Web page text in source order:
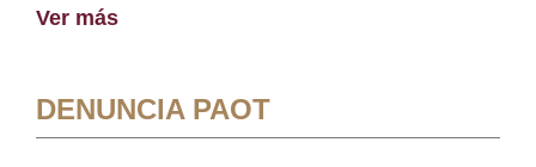
Ver más
DENUNCIA PAOT